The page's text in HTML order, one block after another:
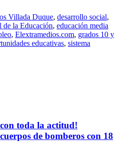
Villada Duque, desarrollo social,
la Educación, educación media
, Elextramedios.com, grados 10 y
educativas, sistema
toda la actitud!
de bomberos con 18